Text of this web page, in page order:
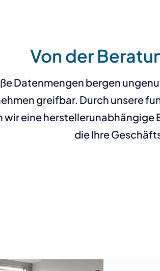
Von der
Datenmengen bergen
greifbar. Durch unsere
wir eine
die Ihre